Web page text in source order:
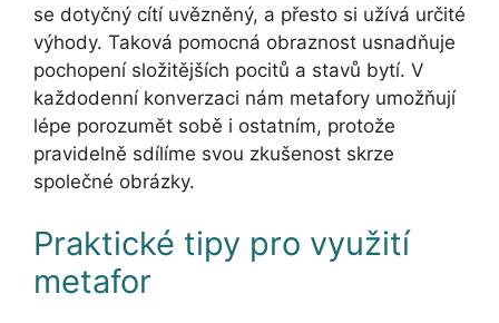
se dotyčný cítí uvězněný, a přesto si užívá určité
výhody. Taková pomocná obraznost usnadňuje
pochopení složitějších pocitů a stavů bytí. V
každodenní konverzaci nám metafory umožňují
lépe porozumět sobě i ostatním, protože
pravidelně sdílíme svou zkušenost skrze
společné obrázky.
Praktické tipy pro využití
metafor